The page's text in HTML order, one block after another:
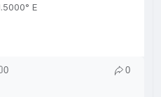
E
0 0